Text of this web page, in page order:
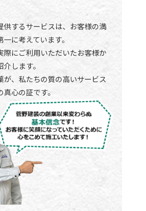
供するサービスは、お客様の満
に考えています。
際にご利用いただいたお客様か
します。
が、私たちの質の高いサービス
心の証です。